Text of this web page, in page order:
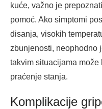
kuće, važno je
pomoć. Ako simptomi
disanja, visokih
zbunjenosti, neophodno
takvim situacijama
praćenje stanja.
Komplikacije